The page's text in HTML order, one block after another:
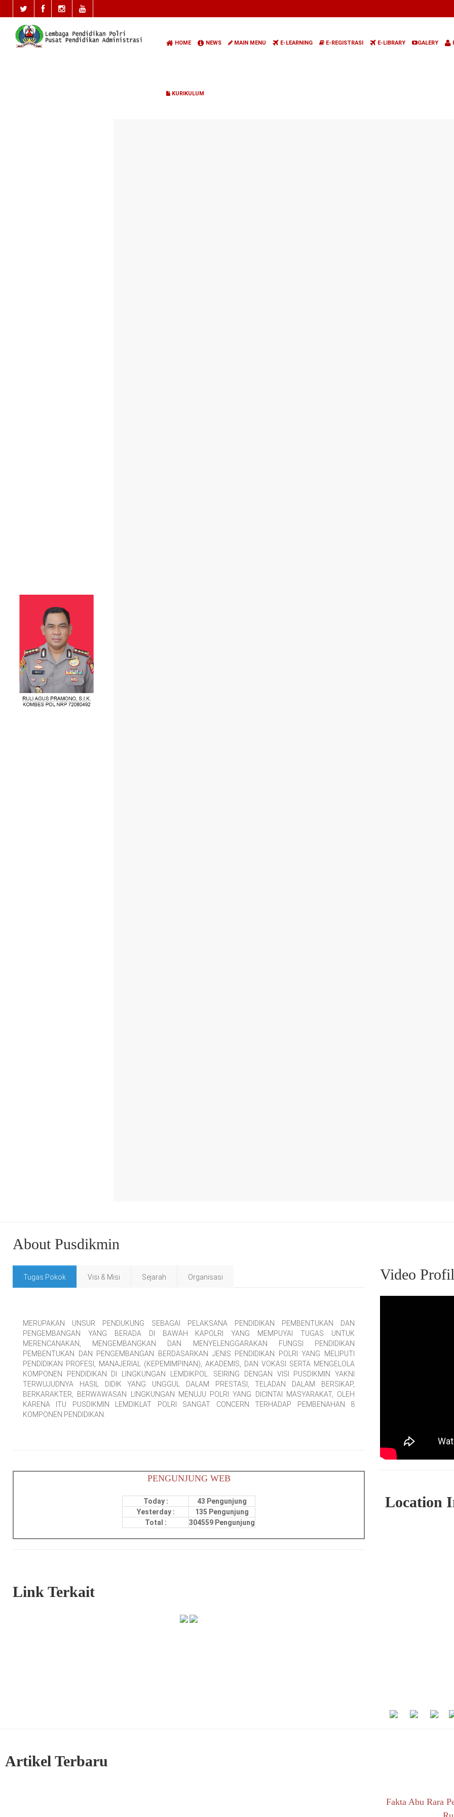
HOME NEWS MAIN MENU E-LEARNING E-REGISTRASI E-LIBRARY GALERY
KURIKULUM
About Pusdikmin
Tugas Pokok Visi & Misi Sejarah Organisasi
MERUPAKAN UNSUR PENDUKUNG SEBAGAI PELAKSANA PENDIDIKAN PEMBENTUKAN DAN
PENGEMBANGAN YANG BERADA DI BAWAH KAPOLRI YANG MEMPUYAI TUGAS UNTUK
MERENCANAKAN, MENGEMBANGKAN DAN MENYELENGGARAKAN FUNGSI PENDIDIKAN
PEMBENTUKAN DAN PENGEMBANGAN BERDASARKAN JENIS PENDIDIKAN POLRI YANG MELIPUTI
PENDIDIKAN PROFESI, MANAJERIAL (KEPEMIMPINAN), AKADEMIS, DAN VOKASI SERTA MENGELOLA
KOMPONEN PENDIDIKAN DI LINGKUNGAN LEMDIKPOL. SEIRING DENGAN VISI PUSDIKMIN YAKNI
TERWUJUDNYA HASIL DIDIK YANG UNGGUL DALAM PRESTASI, TELADAN DALAM BERSIKAP,
BERKARAKTER, BERWAWASAN LINGKUNGAN MENUJU POLRI YANG DICINTAI MASYARAKAT, OLEH
KARENA ITU PUSDIKMIN LEMDIKLAT POLRI SANGAT CONCERN TERHADAP PEMBENAHAN 8
KOMPONEN PENDIDIKAN.
PENGUNJUNG WEB
Today :
43 Pengunjung
Yesterday :
135 Pengunjung
Total :
304559 Pengunjung
Link Terkait
Video
Location
Artikel Terbaru
Fakta Abu Rara